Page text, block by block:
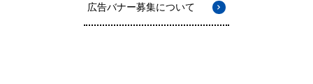
広告バナー募集について